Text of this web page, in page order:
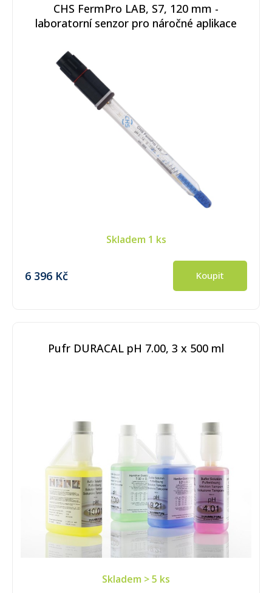
CHS FermPro LAB, S7, 120 mm -
laboratorní senzor pro náročné aplikace
Skladem 1 ks
6 396 Kč Koupit
Pufr DURACAL pH 7.00, 3 x 500 ml
Skladem > 5 ks